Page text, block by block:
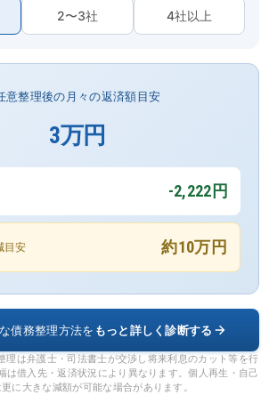
2〜3社 4社以上
意整理後の月々の返済額目安
3万円
-2,222円
目安 約10万円
債務整理方法を もっと詳しく診断する
理は弁護士・司法書士が交渉し将来利息のカット等を行
は借入先・返済状況により異なります。個人再生・自己
に大きな減額が可能な場合があります。